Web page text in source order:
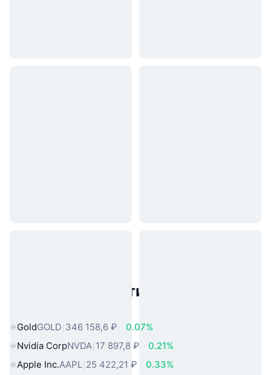
Популярные активы реального
GoldGOLD 346 158,6 ₽
0.07%
Nvidia CorpNVDA 17 897,8 ₽
0.21%
Apple Inc.AAPL 25 422,21 ₽
0.33%